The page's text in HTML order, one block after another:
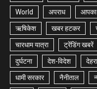
World अपराध
ऋषिकेश खबर हटकर
चारधाम यात्रा ट्रेंडिंग खबरें
दुर्घटना देश-विदेश
धामी सरकार नैनीताल